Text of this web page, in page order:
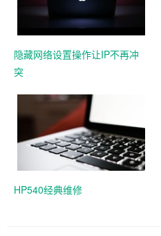
隐藏网络设置操作让IP不再冲
突
HP540经典维修